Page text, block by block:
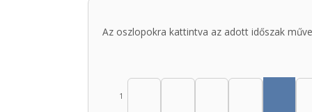
Az oszlopokra kattintva az adott időszak
1